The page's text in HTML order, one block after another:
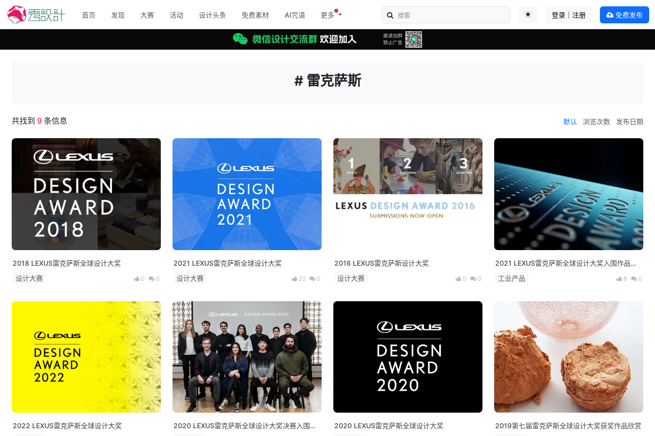
首页 发现 大赛 活动 设计头条 免费素材 AI咒语
更多
登录｜注册 免费发布
# 雷克萨斯
共找到 9 条信息 默认 浏览次数 发布日期
2018 LEXUS雷克萨斯全球设计大奖
设计大赛
0 0
2021 LEXUS雷克萨斯全球设计大奖
设计大赛
22 0
2016 LEXUS雷克萨斯设计大奖
设计大赛
0 0
2021 LEXUS雷克萨斯全球设计大奖入围作品欣
工业产品 8 0
2022 LEXUS雷克萨斯全球设计大奖
2020 LEXUS雷克萨斯全球设计大奖决赛入围名
2020 LEXUS雷克萨斯全球设计大奖 2019第七届雷克萨斯全球设计大奖获奖作品欣赏